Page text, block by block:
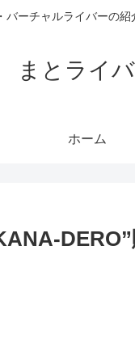
ーチャルライバーの紹
まとライ
ホーム